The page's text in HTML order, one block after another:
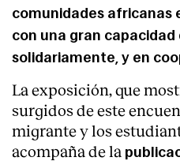
comunidades africanas
con una gran
solidariamente, y en
La exposición, que
surgidos de este
migrante y los
acompaña de la